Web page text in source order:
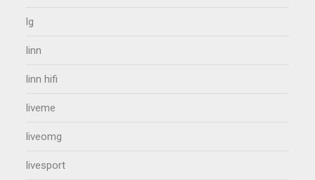
lg
linn
linn hifi
liveme
liveomg
livesport